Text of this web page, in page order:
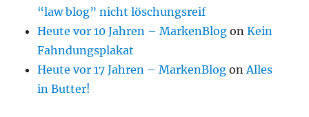
“law blog” nicht löschungsreif
Heute vor 10 Jahren – MarkenBlog onKein
Fahndungsplakat
Heute vor 17 Jahren – MarkenBlog onAlles
in Butter!